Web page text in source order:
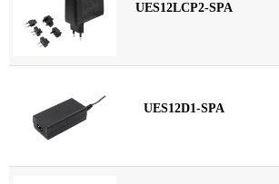
UES12LCP2-SPA
UES12D1-SPA